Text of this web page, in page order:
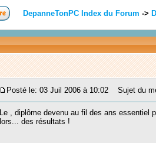
DepanneTonPC Index du Forum ->
Posté le: 03 Juil 2006 à 10:02 Sujet du
Le , diplôme devenu au fil des ans essentiel
lors... des résultats !